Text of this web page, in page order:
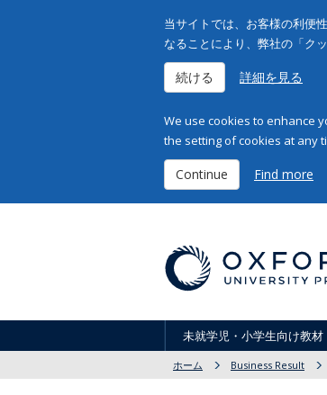
当サイトでは、お客様の利便
なることにより、弊社の「ク
続ける 詳細を見る
We use cookies to enhance
the setting of cookies at any
Continue Find more
未就学児・小学生向け教材
ホーム Business Result